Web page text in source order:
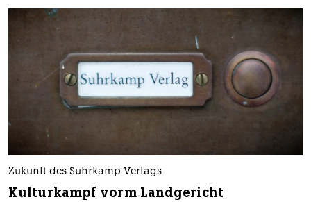
Zukunft des Suhrkamp Verlags
Kulturkampf vorm Landgericht